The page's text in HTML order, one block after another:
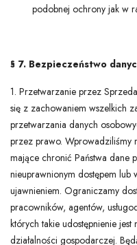
podobnej ochrony jak w
§ 7. Bezpieczeństwo
1. Przetwarzanie przez
się z zachowaniem wszelkich
przetwarzania danych
przez prawo. Wprowadziliśmy
mające chronić Państwa dane
nieuprawnionym dostępem lub
ujawnieniem. Ograniczamy
pracowników, agentów,
których takie udostępnienie
działalności gospodarczej.